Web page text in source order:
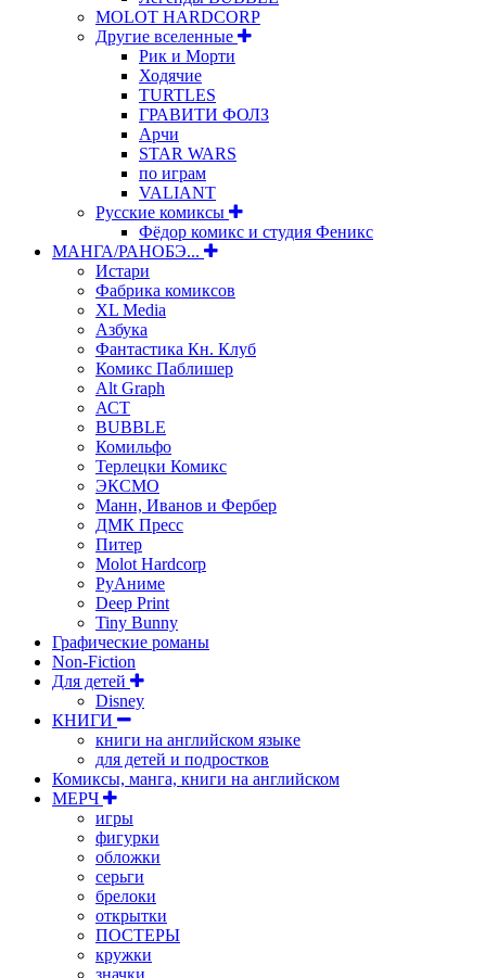
MOLOT HARDCORP
Другие вселенные
Рик и Морти
Ходячие
TURTLES
ГРАВИТИ ФОЛЗ
Арчи
STAR WARS
по играм
VALIANT
Русские комиксы
Фёдор комикс и студия Феникс
МАНГА/РАНОБЭ...
Истари
Фабрика комиксов
XL Media
Азбука
Фантастика Кн. Клуб
Комикс Паблишер
Alt Graph
АСТ
BUBBLE
Комильфо
Терлецки Комикс
ЭКСМО
Манн, Иванов и Фербер
ДМК Пресс
Питер
Molot Hardcorp
РуАниме
Deep Print
Tiny Bunny
Графические романы
Non-Fiction
Для детей
Disney
КНИГИ
книги на английском языке
для детей и подростков
Комиксы, манга, книги на английском
МЕРЧ
игры
фигурки
обложки
серьги
брелоки
открытки
ПОСТЕРЫ
кружки
значки